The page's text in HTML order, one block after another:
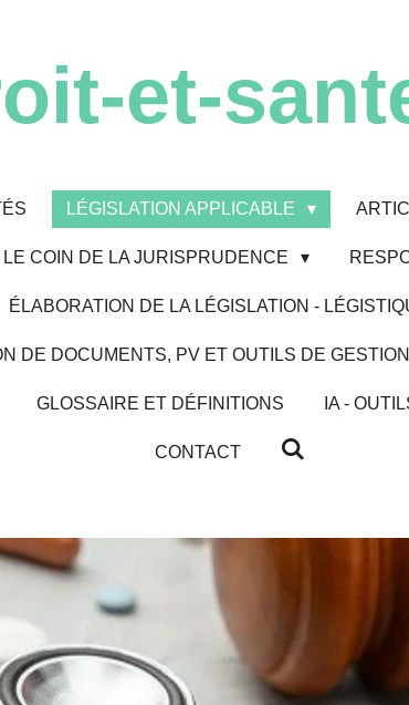
et-
LÉGISLATION APPLICABLE
LE COIN DE LA JURISPRUDENCE
ÉLABORATION DE LA LÉGISLATION -
DE DOCUMENTS, PV ET OUTILS DE
GLOSSAIRE ET DÉFINITIONS IA -
CONTACT